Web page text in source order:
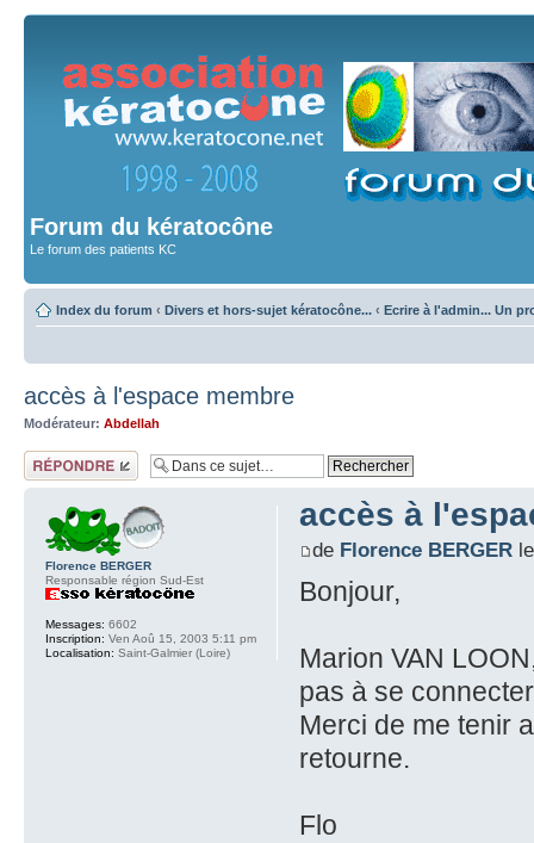
Forum du kératocône
Le forum des patients KC
Index du forum ‹ Divers et hors-sujet kératocône... ‹ Ecrire à l'admin... Un
accès à l'espace membre
Modérateur: Abdellah
Répondre
accès à
de Florence BERGERle
Bonjour,
Marion VAN
pas à se
Merci de me tenir
retourne.
Flo
Florence BERGER
Responsable région Sud-Est
Messages: 6602
Inscription: Ven Aoû 15, 2003 5:11 pm
Localisation: Saint-Galmier (Loire)